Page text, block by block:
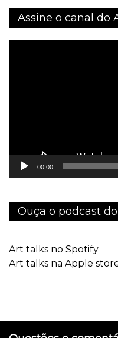
Assine o canal do
00:00
Ouça o podcast
Art talks no Spotify
Art talks na Apple